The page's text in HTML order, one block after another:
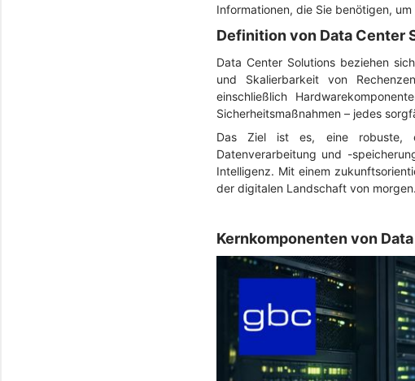
Informationen, die Sie benötigen,
Definition von Data Center
Data Center Solutions beziehen
und Skalierbarkeit von
einschließlich
Sicherheitsmaßnahmen – jedes
Das Ziel ist es, eine robuste,
Datenverarbeitung und -
Intelligenz. Mit einem
der digitalen Landschaft von morgen.
Kernkomponenten von